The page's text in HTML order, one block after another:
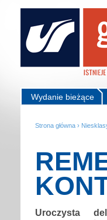
Wydanie bieżące
Strona główna ›
Uroczysta